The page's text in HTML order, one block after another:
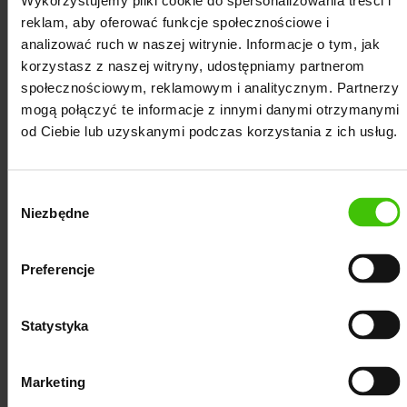
reklam, aby oferować funkcje społecznościowe i
analizować ruch w naszej witrynie. Informacje o tym, jak
korzystasz z naszej witryny, udostępniamy partnerom
społecznościowym, reklamowym i analitycznym. Partnerzy
mogą połączyć te informacje z innymi danymi otrzymanymi
od Ciebie lub uzyskanymi podczas korzystania z ich usług.
zgody
Niezbędne
Preferencje
Statystyka
Marketing
sprawdzone metody dla Twojej
firmy
dostosowane do lokalnych realiów i wymagań
firm działających w Tomaszowie Mazowieckim.
Nasza agencja SEO posiada bogate
doświadczenie w budowaniu silnej obecności
online oraz zwiększaniu organicznego ruchu na
stronach naszych klientów. Dzięki nowoczesnym
skutecznie wspieramy firmy nie tylko z